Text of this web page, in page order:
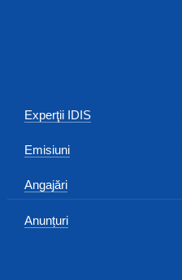
Experţii IDIS
Emisiuni
Angajări
Anunțuri